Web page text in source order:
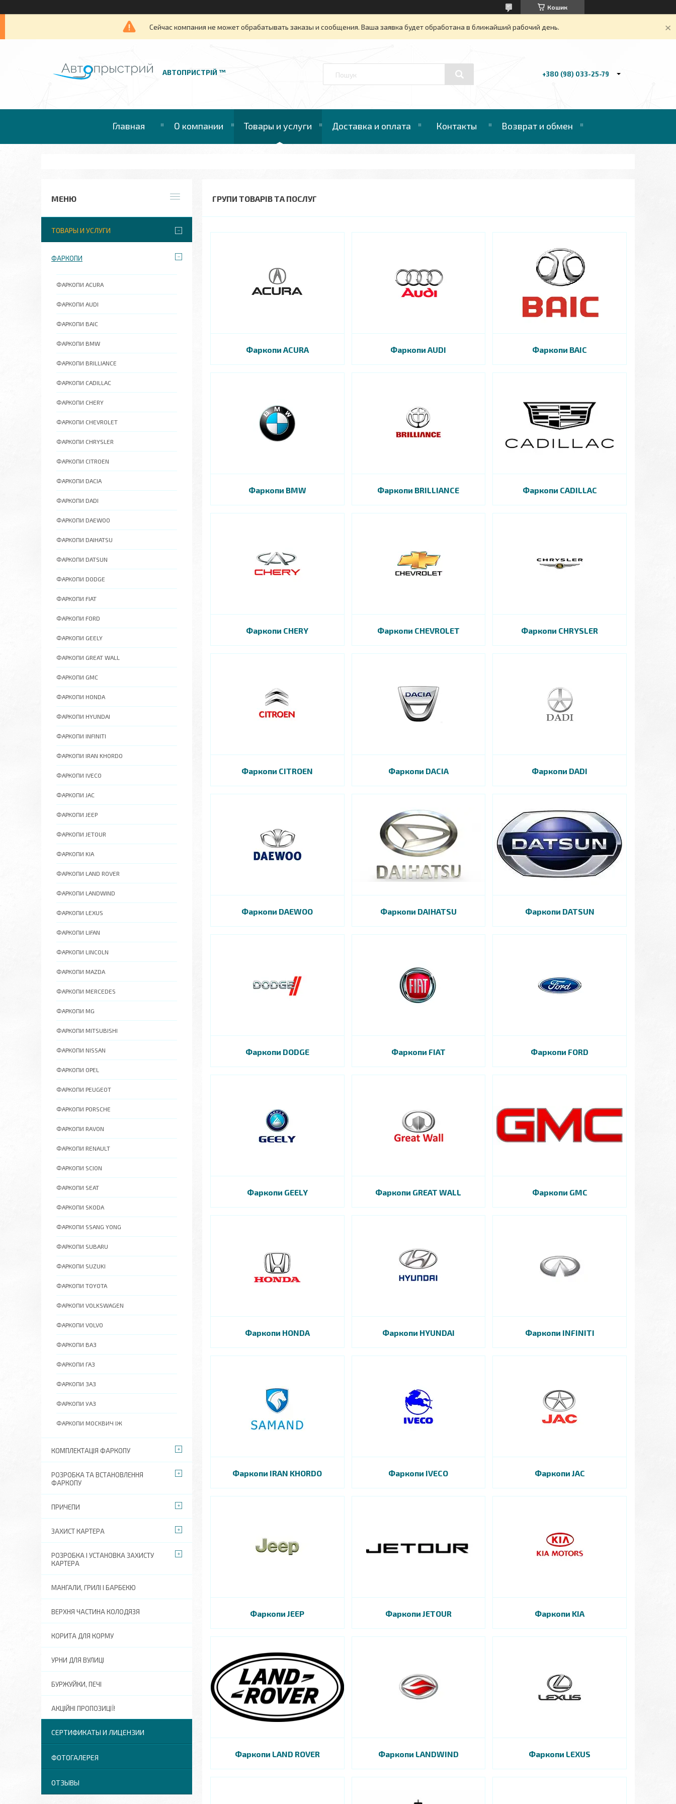
Кошик
Сейчас компания не может обрабатывать заказы и сообщения. Ваша заявка будет обработана в ближайший рабочий день.
АВТОПРИСТРІЙ ™ +380 (98) 033-25-79
Главная О компании Товары и услуги Доставка и оплата Контакты Возврат и обмен
ГРУПИ ТОВАРІВ ТА ПОСЛУГ
Фаркопи АCURA Фаркопи AUDI Фаркопи BAIC
Фаркопи BMW Фаркопи BRILLIANCE Фаркопи CADILLAC
Фаркопи CHERY Фаркопи CHEVROLET Фаркопи СHRYSLER
Фаркопи CITROEN Фаркопи DACIA Фаркопи DADI
Фаркопи DAEWOO Фаркопи DAIHATSU Фаркопи DATSUN
Фаркопи DODGE Фаркопи FIAT Фаркопи FORD
Фаркопи GEELY Фаркопи GREAT WALL Фаркопи GMC
Фаркопи HONDA Фаркопи HYUNDAI Фаркопи INFINITI
Фаркопи IRAN KHORDO Фаркопи IVECO Фаркопи JAC
Фаркопи JEEP Фаркопи JETOUR Фаркопи KIA
Фаркопи LAND ROVER Фаркопи LANDWIND Фаркопи LEXUS
ТОВАРЫ И УСЛУГИ
ФАРКОПИ
ФАРКОПИ АCURA
ФАРКОПИ AUDI
ФАРКОПИ BAIC
ФАРКОПИ BMW
ФАРКОПИ BRILLIANCE
ФАРКОПИ CADILLAC
ФАРКОПИ CHERY
ФАРКОПИ CHEVROLET
ФАРКОПИ СHRYSLER
ФАРКОПИ CITROEN
ФАРКОПИ DACIA
ФАРКОПИ DADI
ФАРКОПИ DAEWOO
ФАРКОПИ DAIHATSU
ФАРКОПИ DATSUN
ФАРКОПИ DODGE
ФАРКОПИ FIAT
ФАРКОПИ FORD
ФАРКОПИ GEELY
ФАРКОПИ GREAT WALL
ФАРКОПИ GMC
ФАРКОПИ HONDA
ФАРКОПИ HYUNDAI
ФАРКОПИ INFINITI
ФАРКОПИ IRAN KHORDO
ФАРКОПИ IVECO
ФАРКОПИ JAC
ФАРКОПИ JEEP
ФАРКОПИ JETOUR
ФАРКОПИ KIA
ФАРКОПИ LAND ROVER
ФАРКОПИ LANDWIND
ФАРКОПИ LEXUS
ФАРКОПИ LIFAN
ФАРКОПИ LINCOLN
ФАРКОПИ MAZDA
ФАРКОПИ MERCEDES
ФАРКОПИ MG
ФАРКОПИ MITSUBISHI
ФАРКОПИ NISSAN
ФАРКОПИ OPEL
ФАРКОПИ PEUGEOT
ФАРКОПИ PORSCHE
ФАРКОПИ RAVON
ФАРКОПИ RENAULT
ФАРКОПИ SCION
ФАРКОПИ SEAT
ФАРКОПИ SKODA
ФАРКОПИ SSANG YONG
ФАРКОПИ SUBARU
ФАРКОПИ SUZUKI
ФАРКОПИ TOYOTA
ФАРКОПИ VOLKSWAGEN
ФАРКОПИ VOLVO
ФАРКОПИ ВАЗ
ФАРКОПИ ГАЗ
ФАРКОПИ ЗАЗ
ФАРКОПИ УАЗ
ФАРКОПИ МОСКВИЧ ІЖ
КОМПЛЕКТАЦІЯ ФАРКОПУ
РОЗРОБКА ТА ВСТАНОВЛЕННЯ
ФАРКОПУ
ПРИЧЕПИ
ЗАХИСТ КАРТЕРА
РОЗРОБКА І УСТАНОВКА ЗАХИСТУ
КАРТЕРА
МАНГАЛИ, ГРИЛІ І БАРБЕКЮ
ВЕРХНЯ ЧАСТИНА КОЛОДЯЗЯ
КОРИТА ДЛЯ КОРМУ
УРНИ ДЛЯ ВУЛИЦІ
БУРЖУЙКИ, ПЕЧІ
АКЦІЙНІ ПРОПОЗИЦІЇ!
СЕРТИФИКАТЫ И ЛИЦЕНЗИИ
ФОТОГАЛЕРЕЯ
ОТЗЫВЫ